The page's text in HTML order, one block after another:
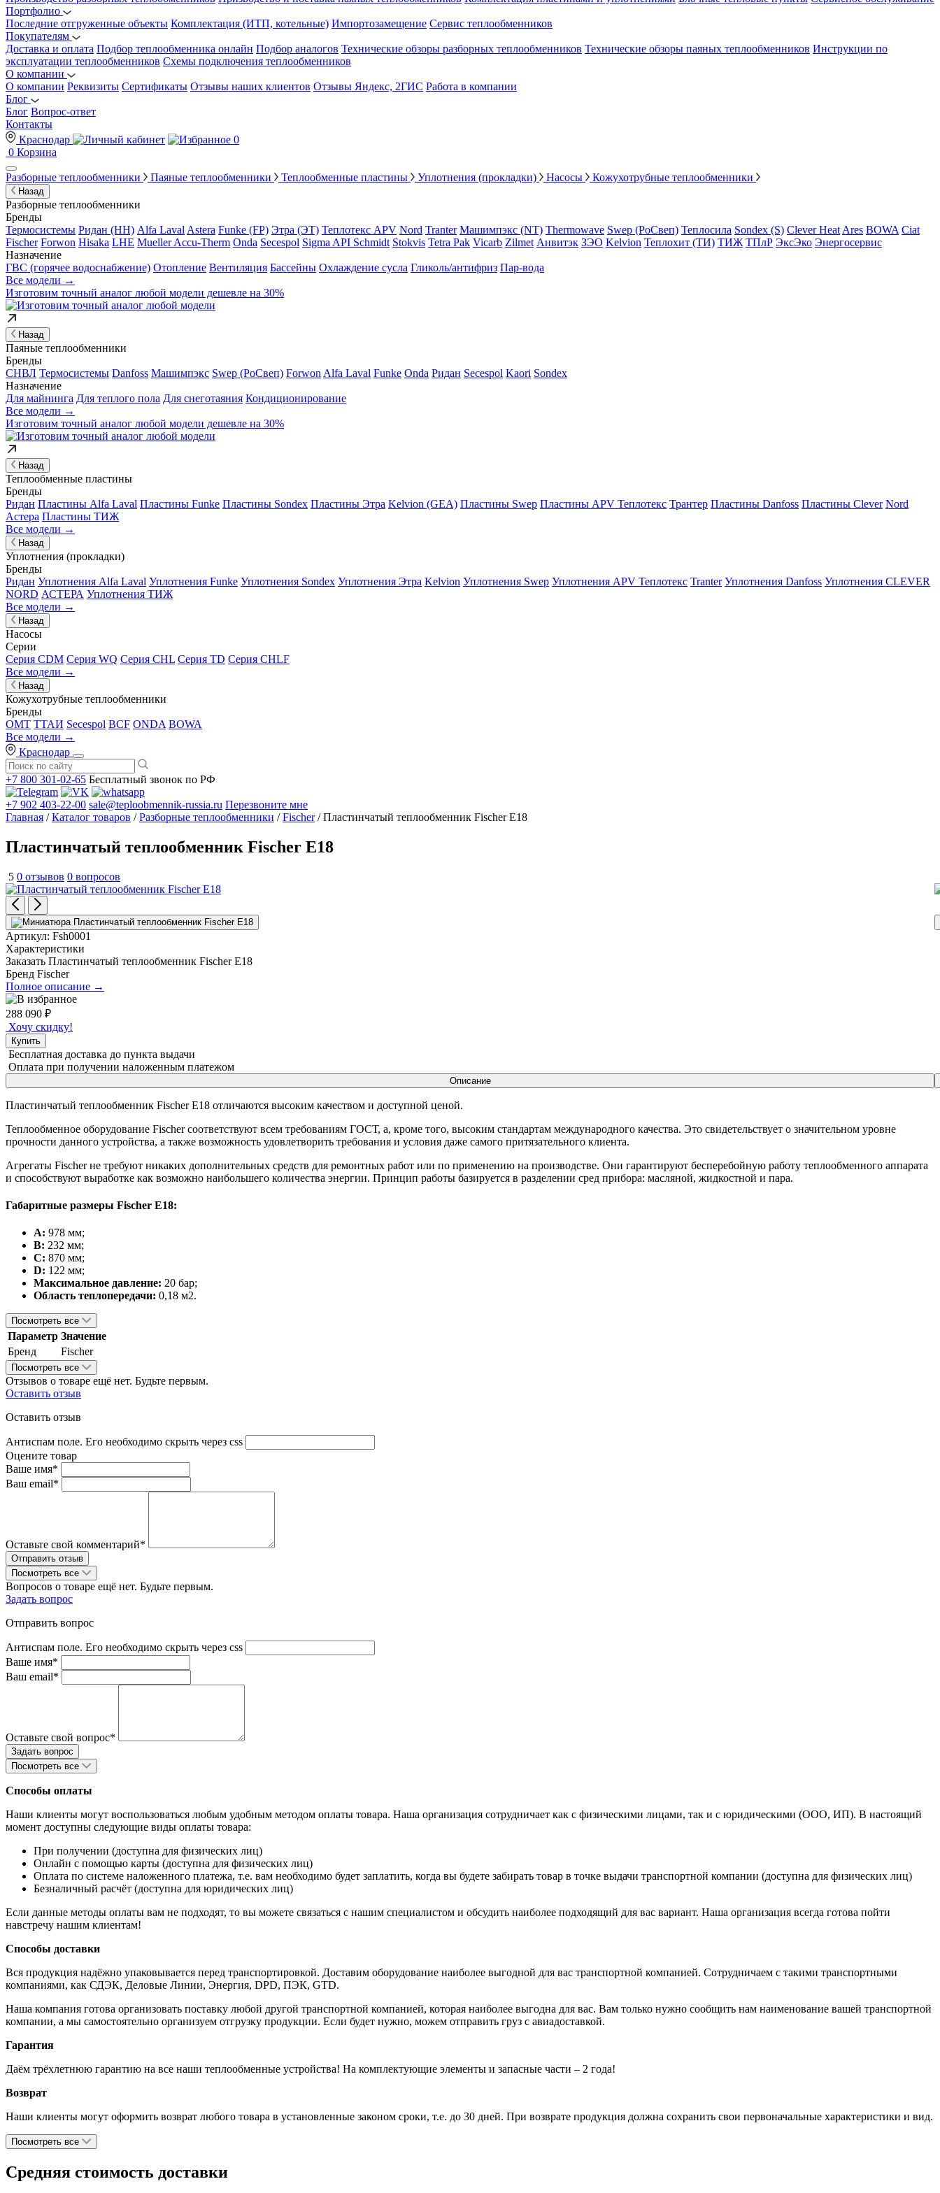
Портфолио
Последние отгруженные объекты Комплектация (ИТП, котельные) Импортозамещение Сервис теплообменников
Покупателям
Доставка и оплата Подбор теплообменника онлайн Подбор аналогов Технические обзоры разборных теплообменников Технические обзоры паяных теплообменников Инструкции по
эксплуатации теплообменников Схемы подключения теплообменников
О компании
О компании Реквизиты Сертификаты Отзывы наших клиентов Отзывы Яндекс, 2ГИС Работа в компании
Блог
Блог Вопрос-ответ
Контакты
Краснодар
0
0 Корзина
Разборные теплообменники Паяные теплообменники Теплообменные пластины Уплотнения (прокладки) Насосы Кожухотрубные теплообменники
Назад
Разборные теплообменники
Бренды
Термосистемы Ридан (НН) Alfa Laval Astera Funke (FP) Этра (ЭТ) Теплотекс APV Nord Tranter Машимпэкс (NT) Thermowave Swep (РоСвеп) Теплосила Sondex (S) Clever Heat Ares BOWA Ciat
Fischer Forwon Hisaka LHE Mueller Accu-Therm Onda Secespol Sigma API Schmidt Stokvis Tetra Pak Vicarb Zilmet Анвитэк ЗЭО Kelvion Теплохит (ТИ) ТИЖ ТПлР ЭксЭко Энергосервис
Назначение
ГВС (горячее водоснабжение) Отопление Вентиляция Бассейны Охлаждение сусла Гликоль/антифриз Пар-вода
Все модели →
Изготовим точный аналог любой модели дешевле на 30%
Назад
Паяные теплообменники
Бренды
СНВЛ Термосистемы Danfoss Машимпэкс Swep (РоСвеп) Forwon Alfa Laval Funke Onda Ридан Secespol Kaori Sondex
Назначение
Для майнинга Для теплого пола Для снеготаяния Кондиционирование
Все модели →
Изготовим точный аналог любой модели дешевле на 30%
Назад
Теплообменные пластины
Бренды
Ридан Пластины Alfa Laval Пластины Funke Пластины Sondex Пластины Этра Kelvion (GEA) Пластины Swep Пластины APV Теплотекс Трантер Пластины Danfoss Пластины Clever Nord
Астера Пластины ТИЖ
Все модели →
Назад
Уплотнения (прокладки)
Бренды
Ридан Уплотнения Alfa Laval Уплотнения Funke Уплотнения Sondex Уплотнения Этра Kelvion Уплотнения Swep Уплотнения APV Теплотекс Tranter Уплотнения Danfoss Уплотнения CLEVER
NORD АСТЕРА Уплотнения ТИЖ
Все модели →
Назад
Насосы
Серии
Серия CDM Серия WQ Серия CHL Серия TD Серия CHLF
Все модели →
Назад
Кожухотрубные теплообменники
Бренды
OMT ТТАИ Secespol BCF ONDA BOWA
Все модели →
Краснодар
+7 800 301-02-65 Бесплатный звонок по РФ
+7 902 403-22-00 sale@teploobmennik-russia.ru Перезвоните мне
Главная /Каталог товаров /Разборные теплообменники /Fischer/ Пластинчатый теплообменник Fischer E18
Пластинчатый теплообменник Fischer E18
5 0 отзывов 0 вопросов
Артикул: Fsh0001
Характеристики
Заказать Пластинчатый теплообменник Fischer E18
Бренд Fischer
Полное описание →
288 090 ₽
Хочу скидку!
Купить
Бесплатная доставка до пункта выдачи
Оплата при получении наложенным платежом
Описание
Пластинчатый теплообменник Fischer E18 отличаются высоким качеством и доступной ценой.
Теплообменное оборудование Fischer соответствуют всем требованиям ГОСТ, а, кроме того, высоким стандартам международного качества. Это свидетельствует о значительном уровне
прочности данного устройства, а также возможность удовлетворить требования и условия даже самого притязательного клиента.
Агрегаты Fischer не требуют никаких дополнительных средств для ремонтных работ или по применению на производстве. Они гарантируют бесперебойную работу теплообменного аппарата
и способствуют выработке как возможно наибольшего количества энергии. Принцип работы базируется в разделении сред прибора: масляной, жидкостной и пара.
Габаритные размеры Fischer E18:
A: 978 мм;
B: 232 мм;
C: 870 мм;
D: 122 мм;
Максимальное давление: 20 бар;
Область теплопередачи: 0,18 м2.
Посмотреть все
Параметр Значение
Бренд
Fischer
Посмотреть все
Отзывов о товаре ещё нет. Будьте первым.
Оставить отзыв
Оставить отзыв
Антиспам поле. Его необходимо скрыть через css
Оцените товар
Ваше имя*
Ваш email*
Оставьте свой комментарий*
Посмотреть все
Вопросов о товаре ещё нет. Будьте первым.
Задать вопрос
Отправить вопрос
Антиспам поле. Его необходимо скрыть через css
Ваше имя*
Ваш email*
Оставьте свой вопрос*
Посмотреть все
Способы оплаты
Наши клиенты могут воспользоваться любым удобным методом оплаты товара. Наша организация сотрудничает как с физическими лицами, так и с юридическими (ООО, ИП). В настоящий
момент доступны следующие виды оплаты товара:
При получении (доступна для физических лиц)
Онлайн с помощью карты (доступна для физических лиц)
Оплата по системе наложенного платежа, т.е. вам необходимо будет заплатить, когда вы будете забирать товар в точке выдачи транспортной компании (доступна для физических лиц)
Безналичный расчёт (доступна для юридических лиц)
Если данные методы оплаты вам не подходят, то вы можете связаться с нашим специалистом и обсудить наиболее подходящий для вас вариант. Наша организация всегда готова пойти
навстречу нашим клиентам!
Способы доставки
Вся продукция надёжно упаковывается перед транспортировкой. Доставим оборудование наиболее выгодной для вас транспортной компанией. Сотрудничаем с такими транспортными
компаниями, как СДЭК, Деловые Линии, Энергия, DPD, ПЭК, GTD.
Наша компания готова организовать поставку любой другой транспортной компанией, которая наиболее выгодна для вас. Вам только нужно сообщить нам наименование вашей транспортной
компании, а мы самостоятельно организуем отгрузку продукции. Если будет нужно, можем отправить груз с авиадоставкой.
Гарантия
Даём трёхлетнюю гарантию на все наши теплообменные устройства! На комплектующие элементы и запасные части – 2 года!
Возврат
Наши клиенты могут оформить возврат любого товара в установленные законом сроки, т.е. до 30 дней. При возврате продукция должна сохранить свои первоначальные характеристики и вид.
Посмотреть все
Средняя стоимость доставки